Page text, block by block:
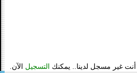
أنت غير مسجل لدينا.. يمكنك التسجيل الآن.